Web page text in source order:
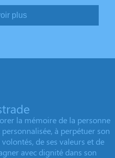
plus
la mémoire de la personne
à perpétuer son
de ses valeurs et de
avec dignité dans son